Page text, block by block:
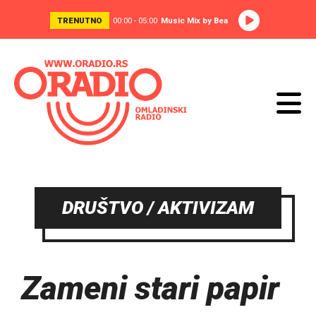
TRENUTNO 00:00 - 05:00 Music Mix by Bea
DRUŠTVO / AKTIVIZAM
Zameni stari papir